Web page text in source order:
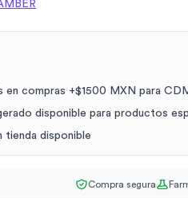
en compras +$1500 MXN para
disponible para productos
tienda disponible
Compra segura